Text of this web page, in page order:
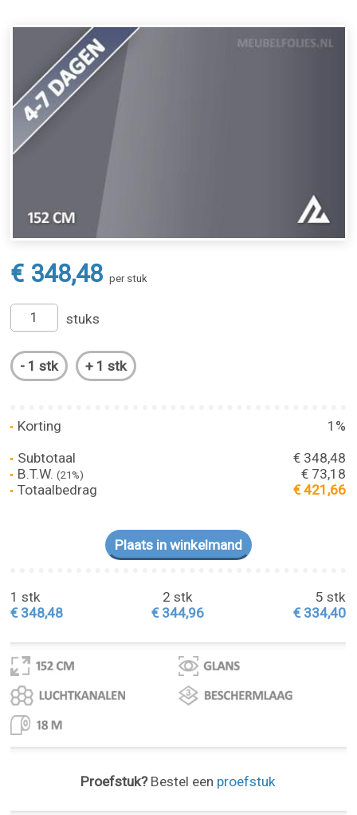
€ 348,48 per stuk
stuks
Korting
1%
Subtotaal
€ 348,48
B.T.W.(21%)
€ 73,18
Totaalbedrag
€ 421,66
1 stk
€ 348,48
2 stk
€ 344,96
5 stk
€ 334,40
Proefstuk?Bestel een proefstuk